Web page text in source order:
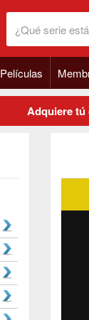
Películas
Adquiere tú